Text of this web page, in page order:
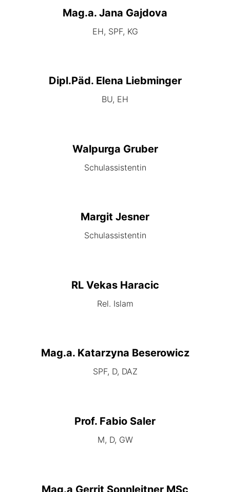
Mag.a. Jana Gajdova
EH, SPF, KG
Dipl.Päd. Elena Liebminger
BU, EH
Walpurga Gruber
Schulassistentin
Margit Jesner
Schulassistentin
RL Vekas Haracic
Rel. Islam
Mag.a. Katarzyna Beserowicz
SPF, D, DAZ
Prof. Fabio Saler
M, D, GW
Mag.a Gerrit Sonnleitner MSc